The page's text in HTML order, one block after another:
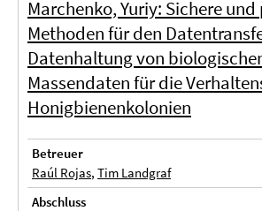
Marchenko, Yuriy: Sichere
Methoden für den
Datenhaltung von
Massendaten für die
Honigbienenkolonien
Betreuer
Raúl Rojas, Tim Landgraf
Abschluss